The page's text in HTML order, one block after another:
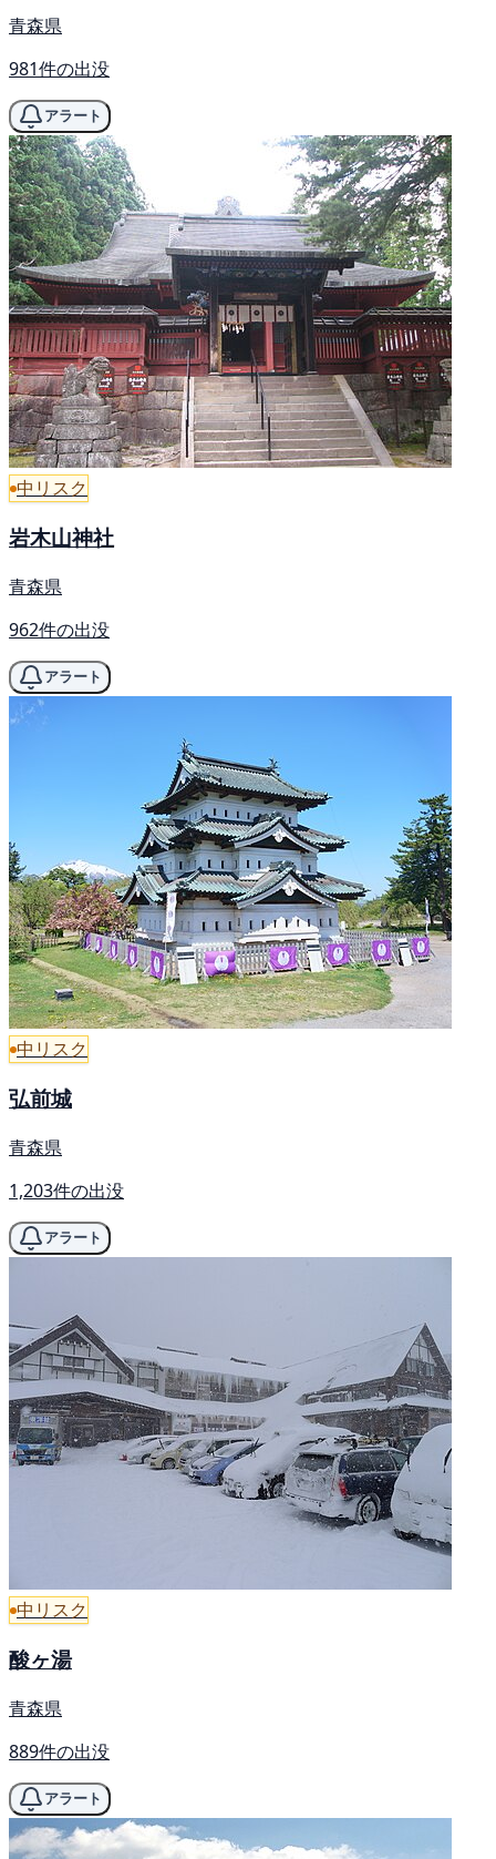
青森県
981件の出没
アラート
中リスク
岩木山神社
青森県
962件の出没
アラート
中リスク
弘前城
青森県
1,203件の出没
アラート
中リスク
酸ヶ湯
青森県
889件の出没
アラート